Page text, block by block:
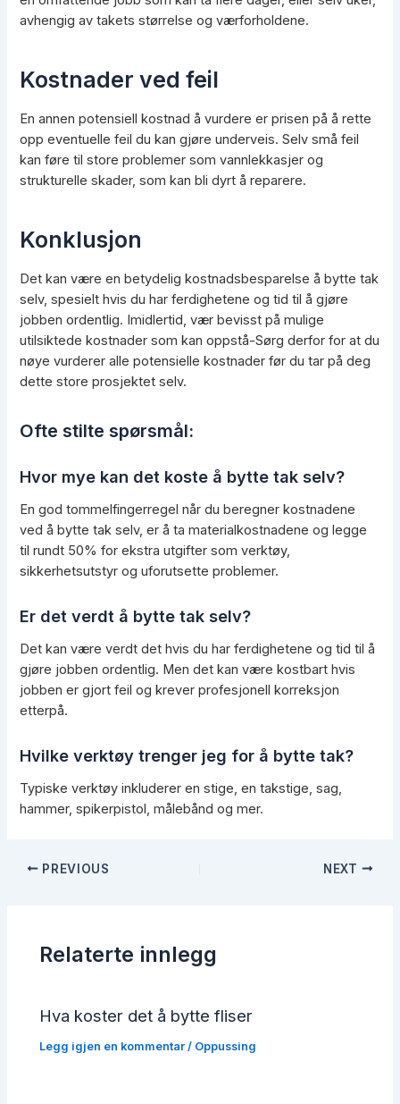
avhengig av takets størrelse og værforholdene.
Kostnader ved feil
En annen potensiell kostnad å vurdere er prisen på å rette
opp eventuelle feil du kan gjøre underveis. Selv små feil
kan føre til store problemer som vannlekkasjer og
strukturelle skader, som kan bli dyrt å reparere.
Konklusjon
Det kan være en betydelig kostnadsbesparelse å bytte tak
selv, spesielt hvis du har ferdighetene og tid til å gjøre
jobben ordentlig. Imidlertid, vær bevisst på mulige
utilsiktede kostnader som kan oppstå-Sørg derfor for at du
nøye vurderer alle potensielle kostnader før du tar på deg
dette store prosjektet selv.
Ofte stilte spørsmål:
Hvor mye kan det koste å bytte tak selv?
En god tommelfingerregel når du beregner kostnadene
ved å bytte tak selv, er å ta materialkostnadene og legge
til rundt 50% for ekstra utgifter som verktøy,
sikkerhetsutstyr og uforutsette problemer.
Er det verdt å bytte tak selv?
Det kan være verdt det hvis du har ferdighetene og tid til å
gjøre jobben ordentlig. Men det kan være kostbart hvis
jobben er gjort feil og krever profesjonell korreksjon
etterpå.
Hvilke verktøy trenger jeg for å bytte tak?
Typiske verktøy inkluderer en stige, en takstige, sag,
hammer, spikerpistol, målebånd og mer.
Post
PREVIOUS NEXT
Relaterte innlegg
Hva koster det å bytte fliser
Legg igjen en kommentar / Oppussing